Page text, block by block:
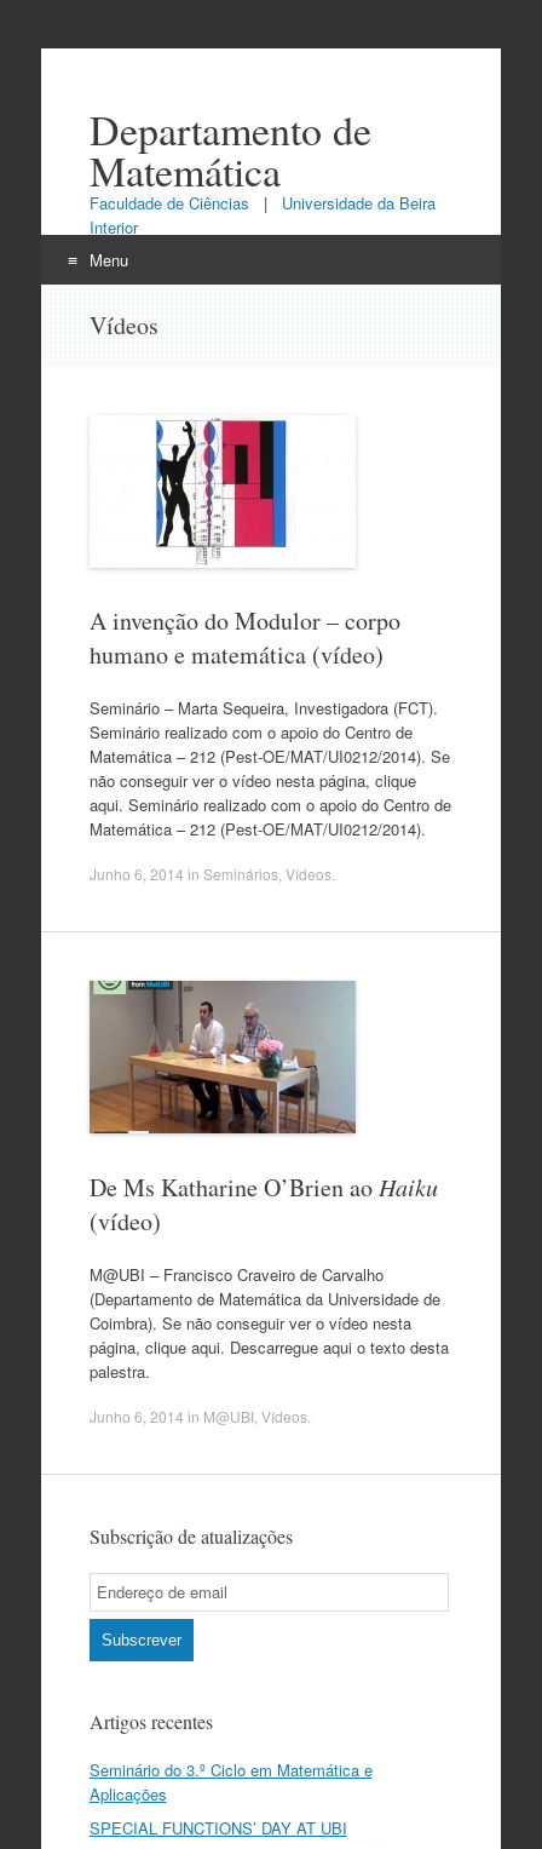
Departamento de
Matemática
Faculdade de Ciências |
Universidade da Beira
Interior
Menu
Vídeos
A invenção do Modulor – corpo
humano e matemática (vídeo)
Seminário – Marta Sequeira, Investigadora (FCT).
Seminário realizado com o apoio do Centro de
Matemática – 212 (Pest-OE/MAT/UI0212/2014). Se
não conseguir ver o vídeo nesta página, clique
aqui. Seminário realizado com o apoio do Centro de
Matemática – 212 (Pest-OE/MAT/UI0212/2014).
Junho 6, 2014 in Seminários, Vídeos.
De Ms Katharine O’Brien ao Haiku
(vídeo)
M@UBI – Francisco Craveiro de Carvalho
(Departamento de Matemática da Universidade de
Coimbra). Se não conseguir ver o vídeo nesta
página, clique aqui. Descarregue aqui o texto desta
palestra.
Junho 6, 2014 in M@UBI, Vídeos.
Subscrição de atualizações
Email
Subscription
Subscrever
Artigos recentes
Seminário do 3.º Ciclo em Matemática e
Aplicações
SPECIAL FUNCTIONS’ DAY AT UBI